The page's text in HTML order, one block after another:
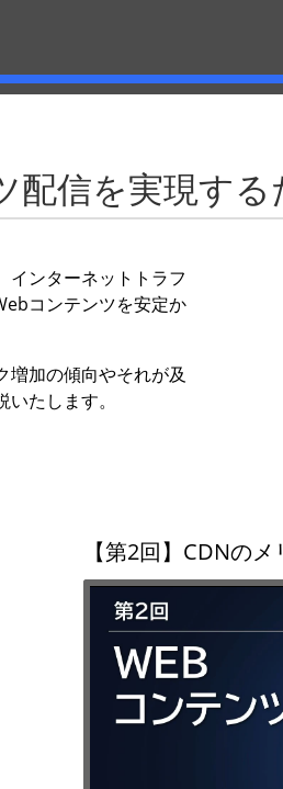
配信を実現す
インターネットトラフ
コンテンツを安定か
増加の傾向やそれが及
たします。
【第2回】CDNの